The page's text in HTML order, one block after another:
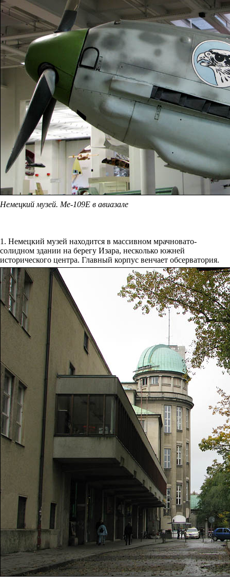
Немецкий музей. Me-109Е в авиазале
1. Немецкий музей находится в массивном мрачновато-
солидном здании на берегу Изара, несколько южней
исторического центра. Главный корпус венчает обсерватория.